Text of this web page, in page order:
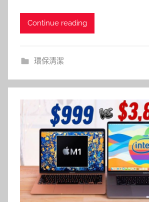
Continue reading
環保清潔